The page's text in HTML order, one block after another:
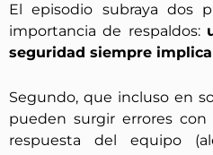
El episodio subraya dos
importancia de respaldos:
seguridad siempre
Segundo, que incluso en
pueden surgir errores con
respuesta del equipo